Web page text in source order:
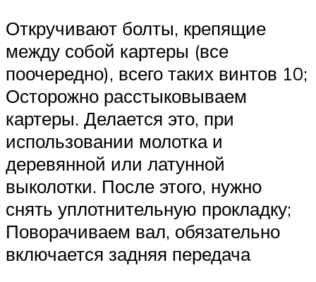
Откручивают болты, крепящие
между собой картеры (все
поочередно), всего таких винтов 10;
Осторожно расстыковываем
картеры. Делается это, при
использовании молотка и
деревянной или латунной
выколотки. После этого, нужно
снять уплотнительную прокладку;
Поворачиваем вал, обязательно
включается задняя передача